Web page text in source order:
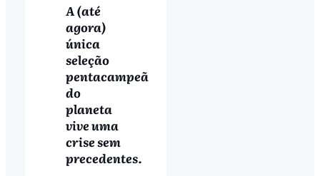
A (até
agora)
única
seleção
pentacampeã
do
planeta
vive uma
crise sem
precedentes.